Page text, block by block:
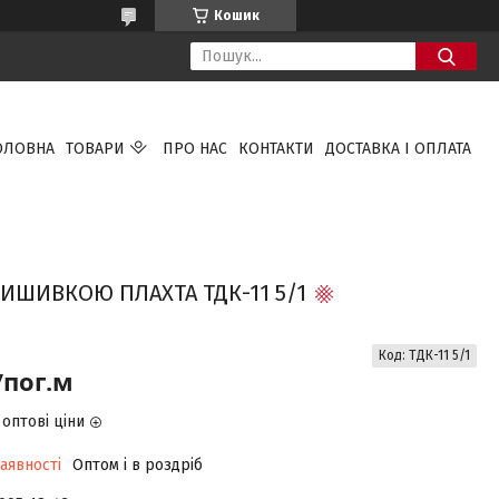
Кошик
ТОВАРИ ПРО НАС КОНТАКТИ ДОСТАВКА І ОПЛАТА
ПЛАХТА ТДК-11 5/1
ціни
Оптом і в роздріб
Код: ТДК-11 5/1